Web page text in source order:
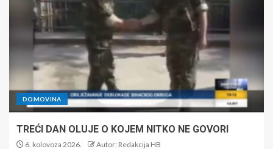
DOMOVINA
TREĆI DAN OLUJE O KOJEM NITKO NE GOVORI
6. kolovoza 2026. Autor: Redakcija HB